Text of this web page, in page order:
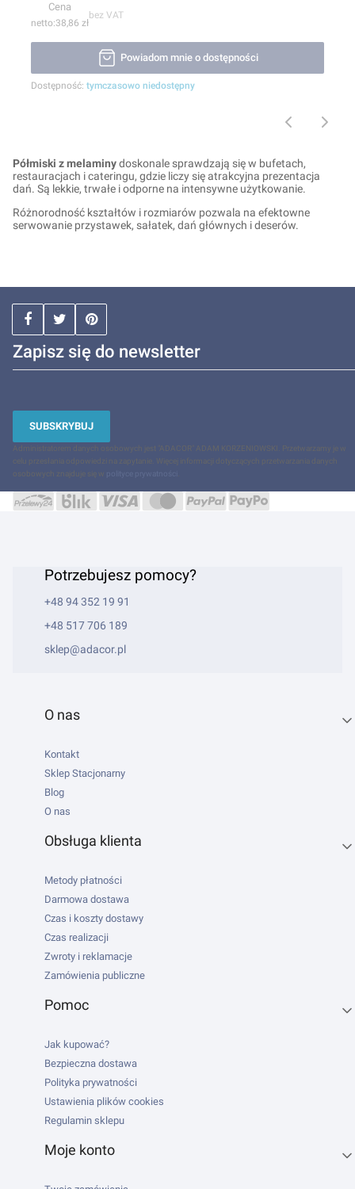
Cena
38,86 zł
bez VAT
Powiadom mnie o dostępności
Dostępność: tymczasowo niedostępny
Półmiski z melaminydoskonale sprawdzają się w bufetach,
restauracjach i cateringu, gdzie liczy się atrakcyjna prezentacja
dań. Są lekkie, trwałe i odporne na intensywne użytkowanie.
Różnorodność kształtów i rozmiarów pozwala na efektowne
serwowanie przystawek, sałatek, dań głównych i deserów.
Zapisz się do newsletter
SUBSKRYBUJ
Administratorem danych osobowych jest "ADACOR" ADAM KORZENIOWSKI. Przetwarzamy je w
celu przesłania odpowiedzi na zapytanie. Więcej informacji dotyczących przetwarzania danych
osobowych znajduje się w
Potrzebujesz pomocy?
+48 94 352 19 91
+48 517 706 189
sklep@adacor.pl
Linki w stopce
O nas
Kontakt
Sklep Stacjonarny
Blog
O nas
Obsługa klienta
Metody płatności
Darmowa dostawa
Czas i koszty dostawy
Czas realizacji
Zwroty i reklamacje
Zamówienia publiczne
Pomoc
Jak kupować?
Bezpieczna dostawa
Polityka prywatności
Ustawienia plików cookies
Regulamin sklepu
Moje konto